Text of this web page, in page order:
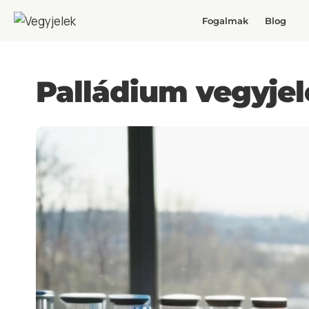
Fogalmak Blog
Palládium